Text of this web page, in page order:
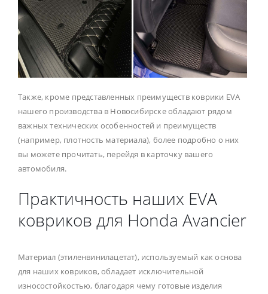
Также, кроме представленных преимуществ коврики EVA
нашего производства в Новосибирске обладают рядом
важных технических особенностей и преимуществ
(например, плотность материала), более подробно о них
вы можете прочитать, перейдя в карточку вашего
автомобиля.
Практичность наших EVA
ковриков для Honda Avancier
Материал (этиленвинилацетат), используемый как основа
для наших ковриков, обладает исключительной
износостойкостью, благодаря чему готовые изделия